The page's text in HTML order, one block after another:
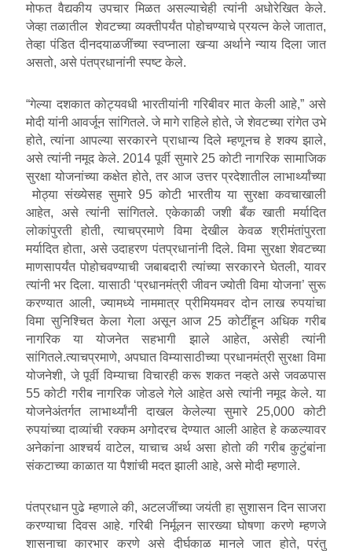
मोफत वैद्यकीय उपचार मिळत असल्याचेही त्यांनी अधोरेखित केले.
जेव्हा तळातील शेवटच्या व्यक्तीपर्यंत पोहोचण्याचे प्रयत्न केले जातात,
तेव्हा पंडित दीनदयाळजींच्या स्वप्नाला खऱ्या अर्थाने न्याय दिला जात
असतो, असे पंतप्रधानांनी स्पष्ट केले.
“गेल्या दशकात कोट्यवधी भारतीयांनी गरिबीवर मात केली आहे,” असे
मोदी यांनी आवर्जून सांगितले. जे मागे राहिले होते, जे शेवटच्या रांगेत उभे
होते, त्यांना आपल्या सरकारने प्राधान्य दिले म्हणूनच हे शक्य झाले,
असे त्यांनी नमूद केले. 2014 पूर्वी सुमारे 25 कोटी नागरिक सामाजिक
सुरक्षा योजनांच्या कक्षेत होते, तर आज उत्तर प्रदेशातील लाभार्थ्यांच्या
मोठ्या संख्येसह सुमारे 95 कोटी भारतीय या सुरक्षा कवचाखाली
आहेत, असे त्यांनी सांगितले. एकेकाळी जशी बँक खाती मर्यादित
लोकांपुरती होती, त्याचप्रमाणे विमा देखील केवळ श्रीमंतांपुरता
मर्यादित होता, असे उदाहरण पंतप्रधानांनी दिले. विमा सुरक्षा शेवटच्या
माणसापर्यंत पोहोचवण्याची जबाबदारी त्यांच्या सरकारने घेतली, यावर
त्यांनी भर दिला. यासाठी ‘प्रधानमंत्री जीवन ज्योती विमा योजना’ सुरू
करण्यात आली, ज्यामध्ये नाममात्र प्रीमियमवर दोन लाख रुपयांचा
विमा सुनिश्चित केला गेला असून आज 25 कोटींहून अधिक गरीब
नागरिक या योजनेत सहभागी झाले आहेत, असेही त्यांनी
सांगितले.त्याचप्रमाणे, अपघात विम्यासाठीच्या प्रधानमंत्री सुरक्षा विमा
योजनेशी, जे पूर्वी विम्याचा विचारही करू शकत नव्हते असे जवळपास
55 कोटी गरीब नागरिक जोडले गेले आहेत असे त्यांनी नमूद केले. या
योजनेअंतर्गत लाभार्थ्यांनी दाखल केलेल्या सुमारे 25,000 कोटी
रुपयांच्या दाव्यांची रक्कम अगोदरच देण्यात आली आहेत हे कळल्यावर
अनेकांना आश्चर्य वाटेल, याचाच अर्थ असा होतो की गरीब कुटुंबांना
संकटाच्या काळात या पैशांची मदत झाली आहे, असे मोदी म्हणाले.
पंतप्रधान पुढे म्हणाले की, अटलजींच्या जयंती हा सुशासन दिन साजरा
करण्याचा दिवस आहे. गरिबी निर्मूलन सारख्या घोषणा करणे म्हणजे
शासनाचा कारभार करणे असे दीर्घकाळ मानले जात होते, परंतु